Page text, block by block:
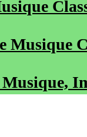
Musique